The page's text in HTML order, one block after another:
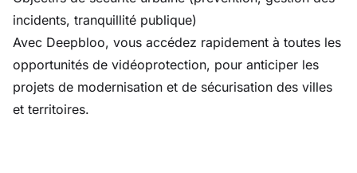
incidents, tranquillité publique)
Avec Deepbloo, vous accédez rapidement à toutes les
opportunités de vidéoprotection, pour anticiper les
projets de modernisation et de sécurisation des villes
et territoires.